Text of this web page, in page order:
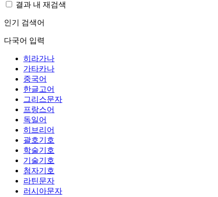
결과 내 재검색
인기 검색어
다국어 입력
히라가나
가타카나
중국어
한글고어
그리스문자
프랑스어
독일어
히브리어
괄호기호
학술기호
기술기호
첨자기호
라틴문자
러시아문자